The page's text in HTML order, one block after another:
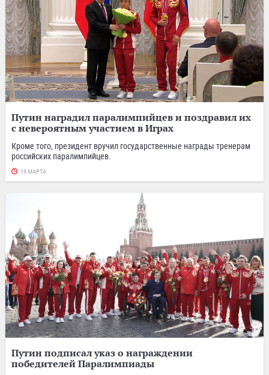
Путин наградил паралимпийцев и поздравил их
с невероятным участием в Играх
Кроме того, президент вручил государственные награды тренерам
российских паралимпийцев.
19 МАРТА
Путин подписал указ о награждении
победителей Паралимпиады